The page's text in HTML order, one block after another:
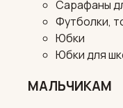
Сарафаны
Футболки,
Юбки
Юбки для
МАЛЬЧИКАМ